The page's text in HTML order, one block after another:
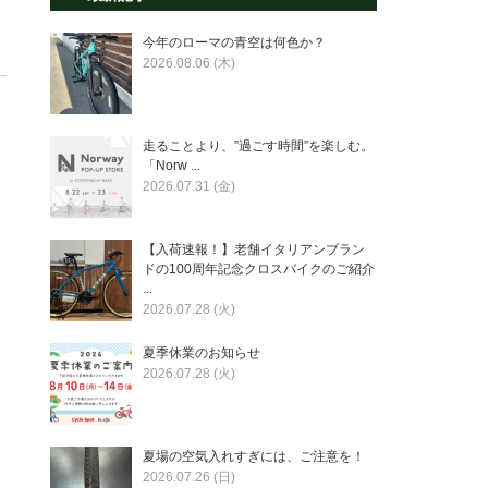
今年のローマの青空は何色か？
2026.08.06 (木)
走ることより、”過ごす時間”を楽しむ。
「Norw ...
2026.07.31 (金)
【入荷速報！】老舗イタリアンブラン
ドの100周年記念クロスバイクのご紹介
...
2026.07.28 (火)
夏季休業のお知らせ
2026.07.28 (火)
夏場の空気入れすぎには、ご注意を！
2026.07.26 (日)